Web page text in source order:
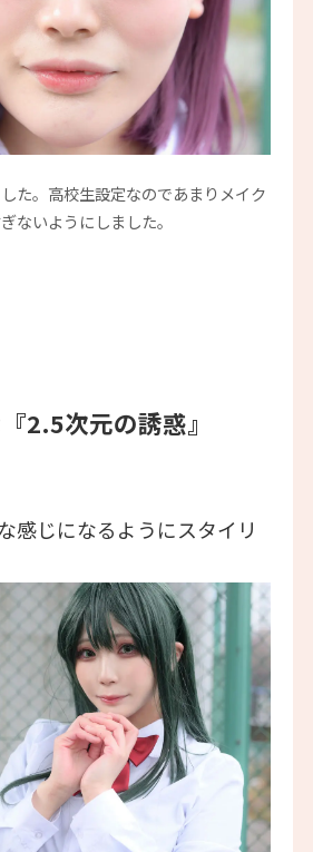
た。高校生設定なのであまりメイク
ないようにしました。
2.5次元の誘惑』
感じになるようにスタイリ